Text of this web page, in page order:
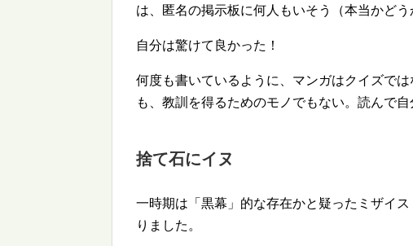
は、匿名の掲示板に何人もいそう（本当かどう
自分は驚けて良かった！
何度も書いているように、マンガはクイズで
も、教訓を得るためのモノでもない。読んで
捨て石にイヌ
一時期は「黒幕」的な存在かと疑ったミザイス
りました。